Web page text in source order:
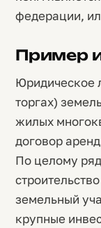
федерации,
Пример
Юридическое
торгах)
жилых
договор
По целому
земельный
крупные